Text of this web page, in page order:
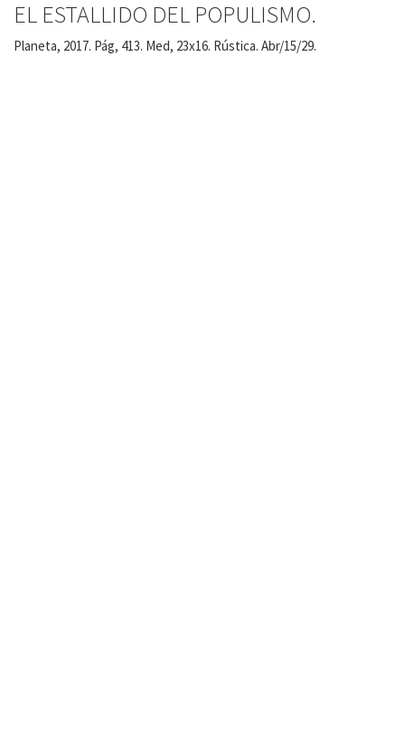
EL ESTALLIDO DEL POPULISMO.
Planeta, 2017. Pág, 413. Med, 23x16. Rústica. Abr/15/29.